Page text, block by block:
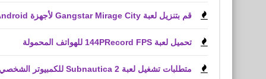
قم بتنزيل لعبة Gangstar Mirage City لأجهزة Android و iPhone (APK)
تحميل لعبة 144PRecord FPS للهواتف المحمولة
متطلبات تشغيل لعبة Subnautica 2 للكمبيوتر الشخصي